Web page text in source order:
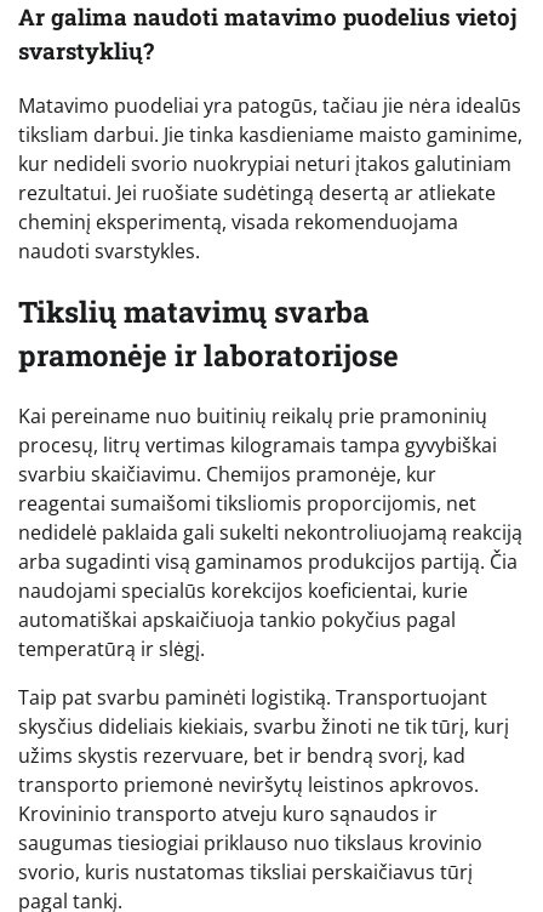
Ar galima naudoti matavimo puodelius vietoj
svarstyklių?
Matavimo puodeliai yra patogūs, tačiau jie nėra idealūs
tiksliam darbui. Jie tinka kasdieniame maisto gaminime,
kur nedideli svorio nuokrypiai neturi įtakos galutiniam
rezultatui. Jei ruošiate sudėtingą desertą ar atliekate
cheminį eksperimentą, visada rekomenduojama
naudoti svarstykles.
Tikslių matavimų svarba
pramonėje ir laboratorijose
Kai pereiname nuo buitinių reikalų prie pramoninių
procesų, litrų vertimas kilogramais tampa gyvybiškai
svarbiu skaičiavimu. Chemijos pramonėje, kur
reagentai sumaišomi tiksliomis proporcijomis, net
nedidelė paklaida gali sukelti nekontroliuojamą reakciją
arba sugadinti visą gaminamos produkcijos partiją. Čia
naudojami specialūs korekcijos koeficientai, kurie
automatiškai apskaičiuoja tankio pokyčius pagal
temperatūrą ir slėgį.
Taip pat svarbu paminėti logistiką. Transportuojant
skysčius dideliais kiekiais, svarbu žinoti ne tik tūrį, kurį
užims skystis rezervuare, bet ir bendrą svorį, kad
transporto priemonė neviršytų leistinos apkrovos.
Krovininio transporto atveju kuro sąnaudos ir
saugumas tiesiogiai priklauso nuo tikslaus krovinio
svorio, kuris nustatomas tiksliai perskaičiavus tūrį
pagal tankį.